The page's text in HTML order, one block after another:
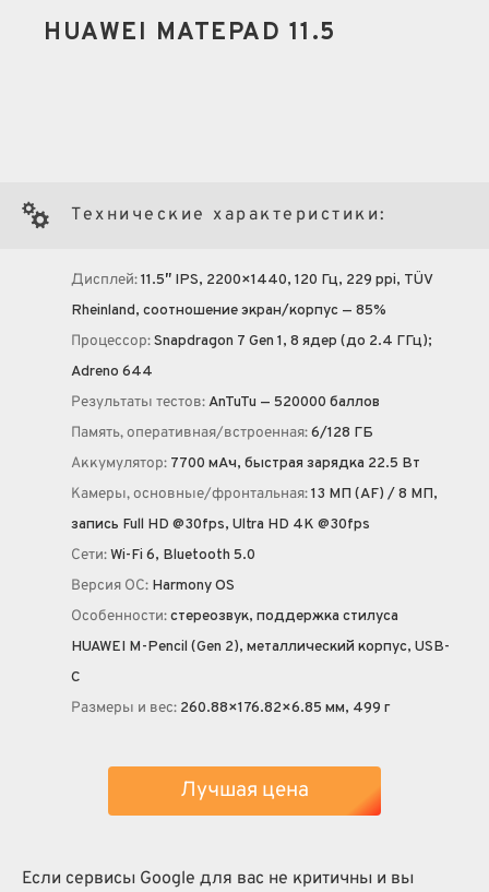
HUAWEI MATEPAD 11.5
Технические характеристики:
Дисплей:11.5″ IPS, 2200×1440, 120 Гц, 229 ppi, TÜV
Rheinland, соотношение экран/корпус — 85%
Процессор:Snapdragon 7 Gen 1, 8 ядер (до 2.4 ГГц);
Adreno 644
Результаты тестов:AnTuTu — 520000 баллов
Память, оперативная/встроенная:6/128 ГБ
Аккумулятор: 7700 мА·ч, быстрая зарядка 22.5 Вт
Камеры, основные/фронтальная:13 МП (AF) / 8 МП,
запись Full HD @30fps, Ultra HD 4K @30fps
Сети:Wi-Fi 6, Bluetooth 5.0
Версия ОС: Harmony OS
Особенности:стереозвук, поддержка стилуса
HUAWEI M-Pencil (Gen 2), металлический корпус, USB-
C
Размеры и вес: 260.88×176.82×6.85 мм, 499 г
Лучшая цена
Если сервисы Google для вас не критичны и вы